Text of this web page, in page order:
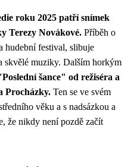
roku 2025 patří snímek
Terezy Novákové. Příběh o
hudební festival, slibuje
skvělé muziky. Dalším horkým
šance" od režiséra a
Procházky. Ten se ve svém
věku a s nadsázkou a
že nikdy není pozdě začít